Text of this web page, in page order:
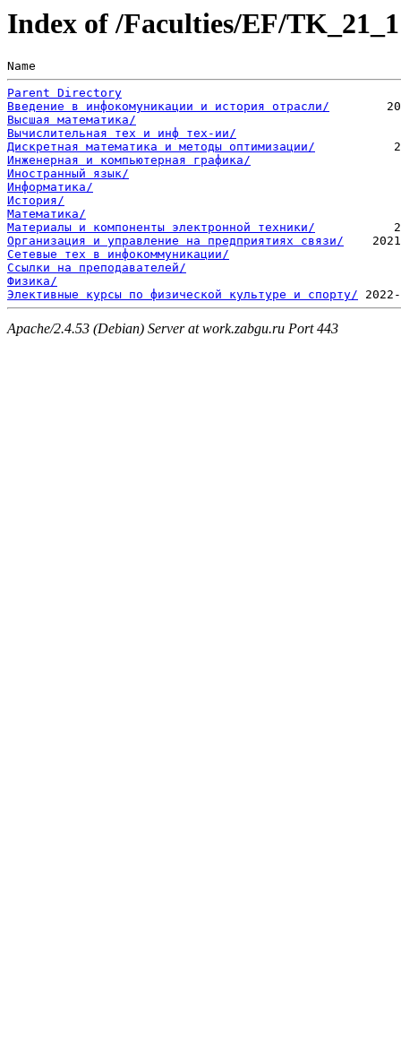
Index of /Faculties/EF/TK_21_1
Name
Parent Directory
Введение в инфокомуникации и история отрасли/
Высшая математика/
Вычислительная тех и инф тех-ии/
Дискретная математика и методы оптимизации/
Инженерная и компьютерная графика/
Иностранный язык/
Информатика/
История/
Математика/
Материалы и компоненты электронной техники/
Организация и управление на предприятиях связи/
Сетевые тех в инфокоммуникации/
Ссылки на преподавателей/
Физика/
Элективные курсы по физической культуре и спорту/
Apache/2.4.53 (Debian) Server at work.zabgu.ru Port 443